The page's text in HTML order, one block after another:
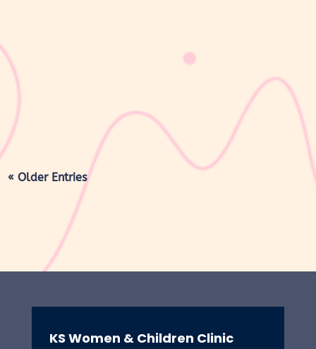
yang dimulai sejak bayi lahir hingga organ reproduksi kembali
seperti sebelum hamil. Selama masa ini, tubuh Moms akan
mengalami berbagai perubahan, mulai dari rahim yang berangsur
« Older Entries
KS Women & Children Clinic